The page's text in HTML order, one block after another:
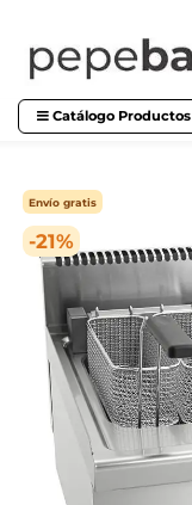
Catálogo Productos
-21%
Envío gratis